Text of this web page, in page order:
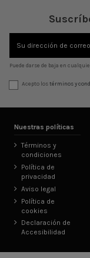
Puede darse de baja en
Acepto lostérminos y
Nuestras políticas
Términos y
condiciones
Política de
privacidad
Aviso legal
Política de
cookies
Declaración de
Accesibilidad